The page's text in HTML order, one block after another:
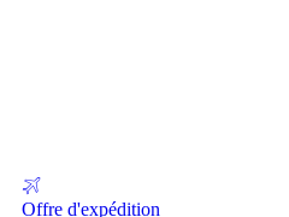
Offre d'expédition